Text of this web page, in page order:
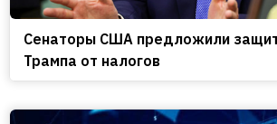
Сенаторы США предложили
Трампа от налогов